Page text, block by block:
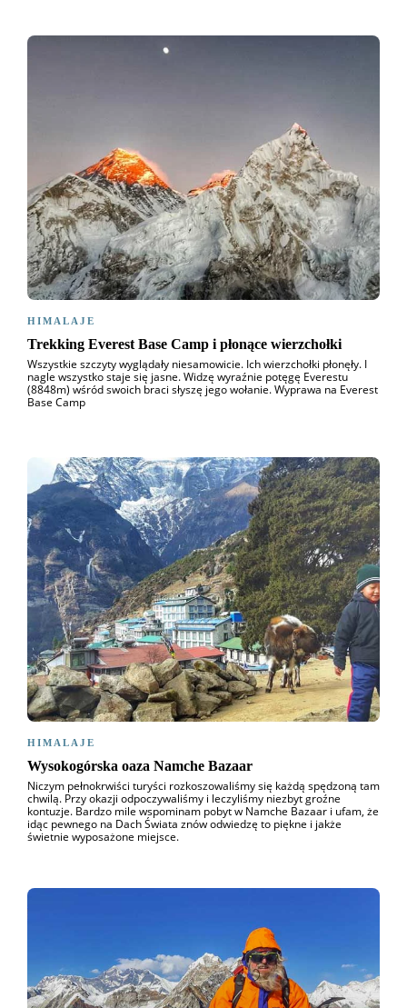
HIMALAJE
Trekking Everest Base Camp i płonące wierzchołki
Wszystkie szczyty wyglądały niesamowicie. Ich wierzchołki płonęły. I
nagle wszystko staje się jasne. Widzę wyraźnie potęgę Everestu
(8848m) wśród swoich braci słyszę jego wołanie. Wyprawa na Everest
Base Camp
HIMALAJE
Wysokogórska oaza Namche Bazaar
Niczym pełnokrwiści turyści rozkoszowaliśmy się każdą spędzoną tam
chwilą. Przy okazji odpoczywaliśmy i leczyliśmy niezbyt groźne
kontuzje. Bardzo mile wspominam pobyt w Namche Bazaar i ufam, że
idąc pewnego na Dach Świata znów odwiedzę to piękne i jakże
świetnie wyposażone miejsce.